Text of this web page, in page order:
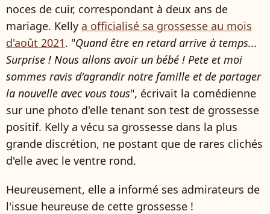
noces de cuir, correspondant à deux ans de
mariage. Kelly a officialisé sa grossesse au mois
d'août 2021. "Quand être en retard arrive à temps...
Surprise ! Nous allons avoir un bébé ! Pete et moi
sommes ravis d'agrandir notre famille et de partager
la nouvelle avec vous tous", écrivait la comédienne
sur une photo d'elle tenant son test de grossesse
positif. Kelly a vécu sa grossesse dans la plus
grande discrétion, ne postant que de rares clichés
d'elle avec le ventre rond.
Heureusement, elle a informé ses admirateurs de
l'issue heureuse de cette grossesse !